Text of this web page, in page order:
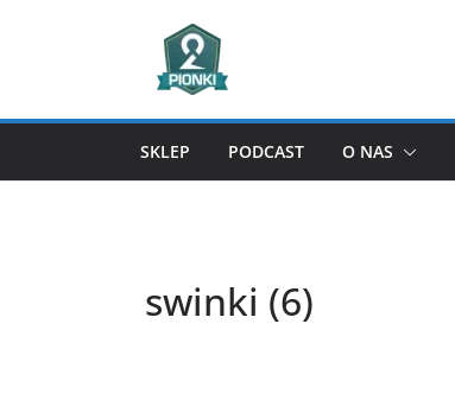
SKLEP PODCAST O NAS
swinki (6)